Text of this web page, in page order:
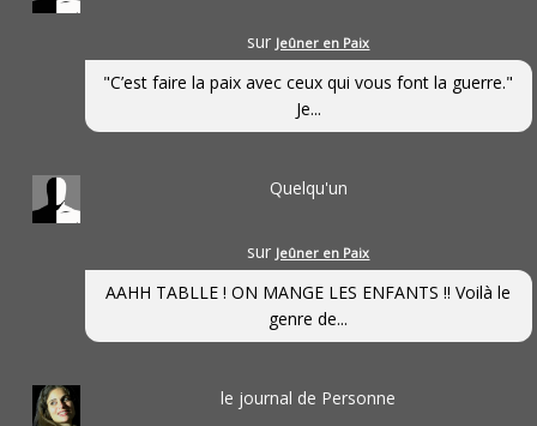
sur Jeûner en Paix
"C’est faire la paix avec ceux qui vous font la guerre."
Je...
Quelqu'un
sur Jeûner en Paix
AAHH TABLLE ! ON MANGE LES ENFANTS !! Voilà le
genre de...
le journal de Personne